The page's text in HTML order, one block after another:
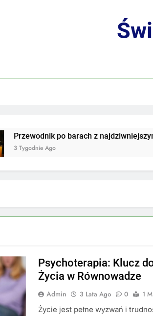
Przewodnik po barach z najdziwniejszymi
3 Tygodnie Ago
Psychoterapia: Klucz
Życia w Równowadze
Admin 3 Lata Ago 0
1
Życie jest pełne wyzwań i